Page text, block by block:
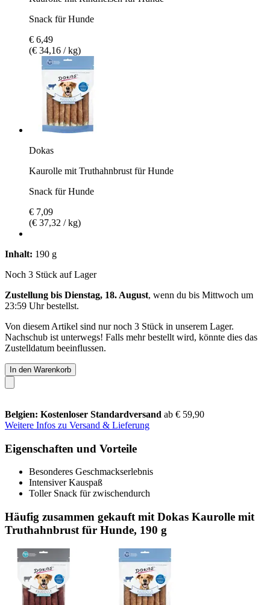
Snack für Hunde
€ 6,49
(€ 34,16 / kg)
Dokas
Kaurolle mit Truthahnbrust für Hunde
Snack für Hunde
€ 7,09
(€ 37,32 / kg)
Inhalt: 190 g
Noch 3 Stück auf Lager
Zustellung bis Dienstag, 18. August, wenn du bis Mittwoch um
23:59 Uhrbestellst.
Von diesem Artikel sind nur noch 3 Stück in unserem Lager.
Nachschub ist unterwegs! Falls mehr bestellt wird, könnte dies das
Zustelldatum beeinflussen.
In den Warenkorb
Belgien: Kostenloser Standardversand ab € 59,90
Weitere Infos zu Versand & Lieferung
Eigenschaften und Vorteile
Besonderes Geschmackserlebnis
Intensiver Kauspaß
Toller Snack für zwischendurch
Häufig zusammen gekauft mit Dokas Kaurolle mit
Truthahnbrust für Hunde, 190 g